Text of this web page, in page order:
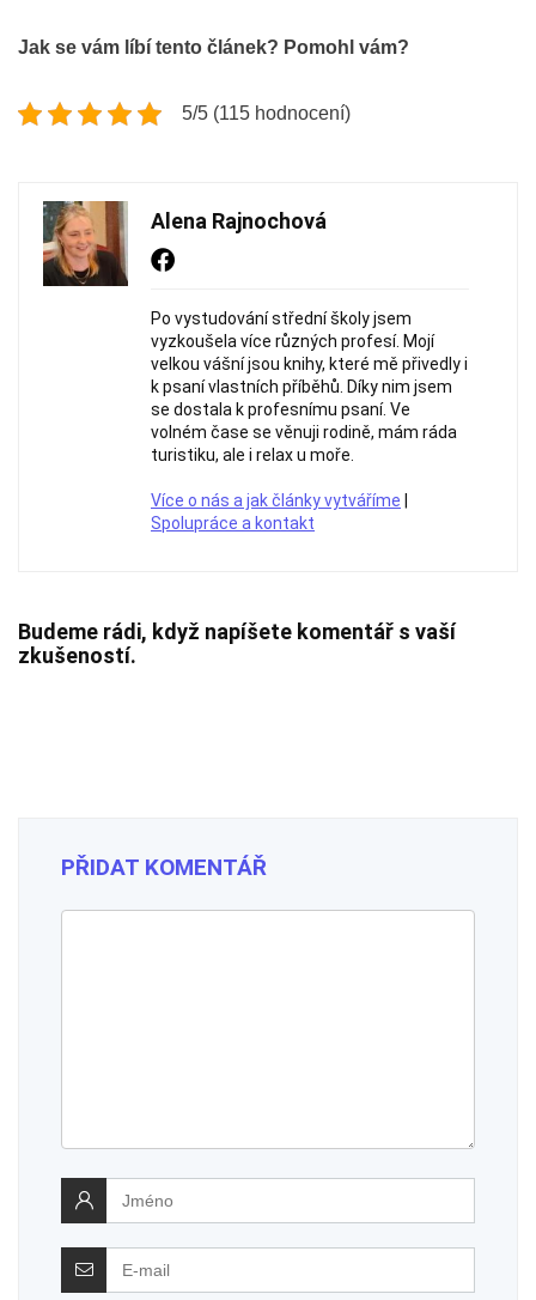
Jak se vám líbí tento článek? Pomohl vám?
5/5 (115 hodnocení)
Alena Rajnochová
Po vystudování střední školy jsem
vyzkoušela více různých profesí. Mojí
velkou vášní jsou knihy, které mě přivedly i
k psaní vlastních příběhů. Díky nim jsem
se dostala k profesnímu psaní. Ve
volném čase se věnuji rodině, mám ráda
turistiku, ale i relax u moře.
Více o nás a jak články vytváříme
Spolupráce a kontakt
Budeme rádi, když napíšete komentář s vaší
zkušeností.
PŘIDAT KOMENTÁŘ